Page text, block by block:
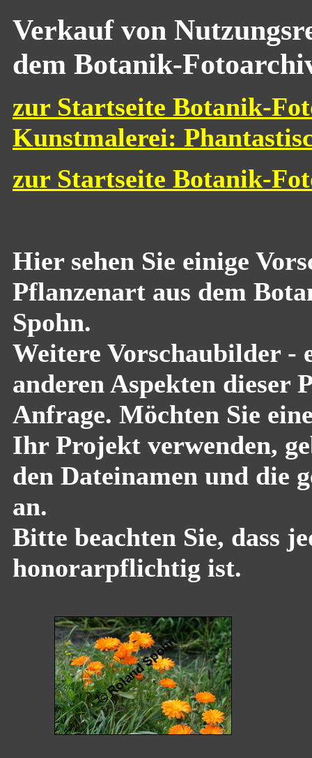
Verkauf von
dem Botanik-
zur Startseite Botanik-
Kunstmalerei:
zur Startseite Botanik-
Hier sehen Sie einige
Pflanzenart aus dem
Spohn.
Weitere Vorschaubilder -
anderen Aspekten dieser
Anfrage. Möchten Sie
Ihr Projekt verwenden,
den Dateinamen und die
an.
Bitte beachten Sie, dass
honorarpflichtig ist.